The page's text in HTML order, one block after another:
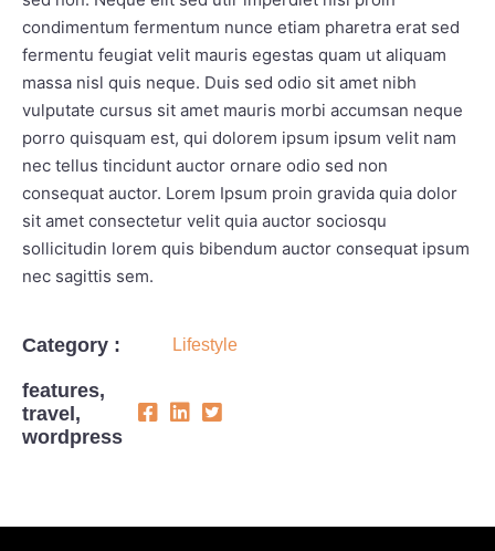
condimentum fermentum nunce etiam pharetra erat sed
fermentu feugiat velit mauris egestas quam ut aliquam
massa nisl quis neque. Duis sed odio sit amet nibh
vulputate cursus sit amet mauris morbi accumsan neque
porro quisquam est, qui dolorem ipsum ipsum velit nam
nec tellus tincidunt auctor ornare odio sed non
consequat auctor. Lorem Ipsum proin gravida quia dolor
sit amet consectetur velit quia auctor sociosqu
sollicitudin lorem quis bibendum auctor consequat ipsum
nec sagittis sem.
Category : Lifestyle
features,
travel,
wordpress